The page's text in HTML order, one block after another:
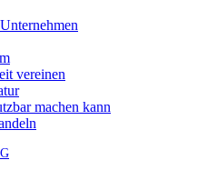
vereinen
machen kann